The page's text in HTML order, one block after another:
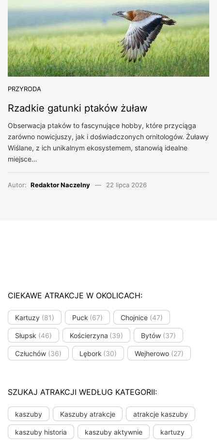
PRZYRODA
Rzadkie gatunki ptaków żuław
Obserwacja ptaków to fascynujące hobby, które przyciąga
zarówno nowicjuszy, jak i doświadczonych ornitologów. Żuławy
Wiślane, z ich unikalnym ekosystemem, stanowią idealne
miejsce…
Autor: Redaktor Naczelny 22 lipca 2026
CIEKAWE ATRAKCJE W OKOLICACH:
Kartuzy (81) Puck (67) Chojnice (47)
Słupsk (46) Kościerzyna (39) Bytów (37)
Człuchów (36) Lębork (30) Wejherowo (27)
SZUKAJ ATRAKCJI WEDŁUG KATEGORII:
kaszuby Kaszuby atrakcje atrakcje kaszuby
kaszuby historia kaszuby aktywnie kartuzy